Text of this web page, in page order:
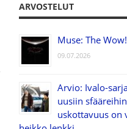
ARVOSTELUT
Muse: The
09.07.2026
Arvio: Ivalo-
uusiin
uskottavuus on